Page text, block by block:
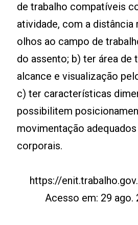
de trabalho compatíveis
atividade, com a distância
olhos ao campo de
do assento; b) ter área de
alcance e visualização
c) ter características
possibilitem
movimentação
corporais.
https://
Acesso em: 29 ago.